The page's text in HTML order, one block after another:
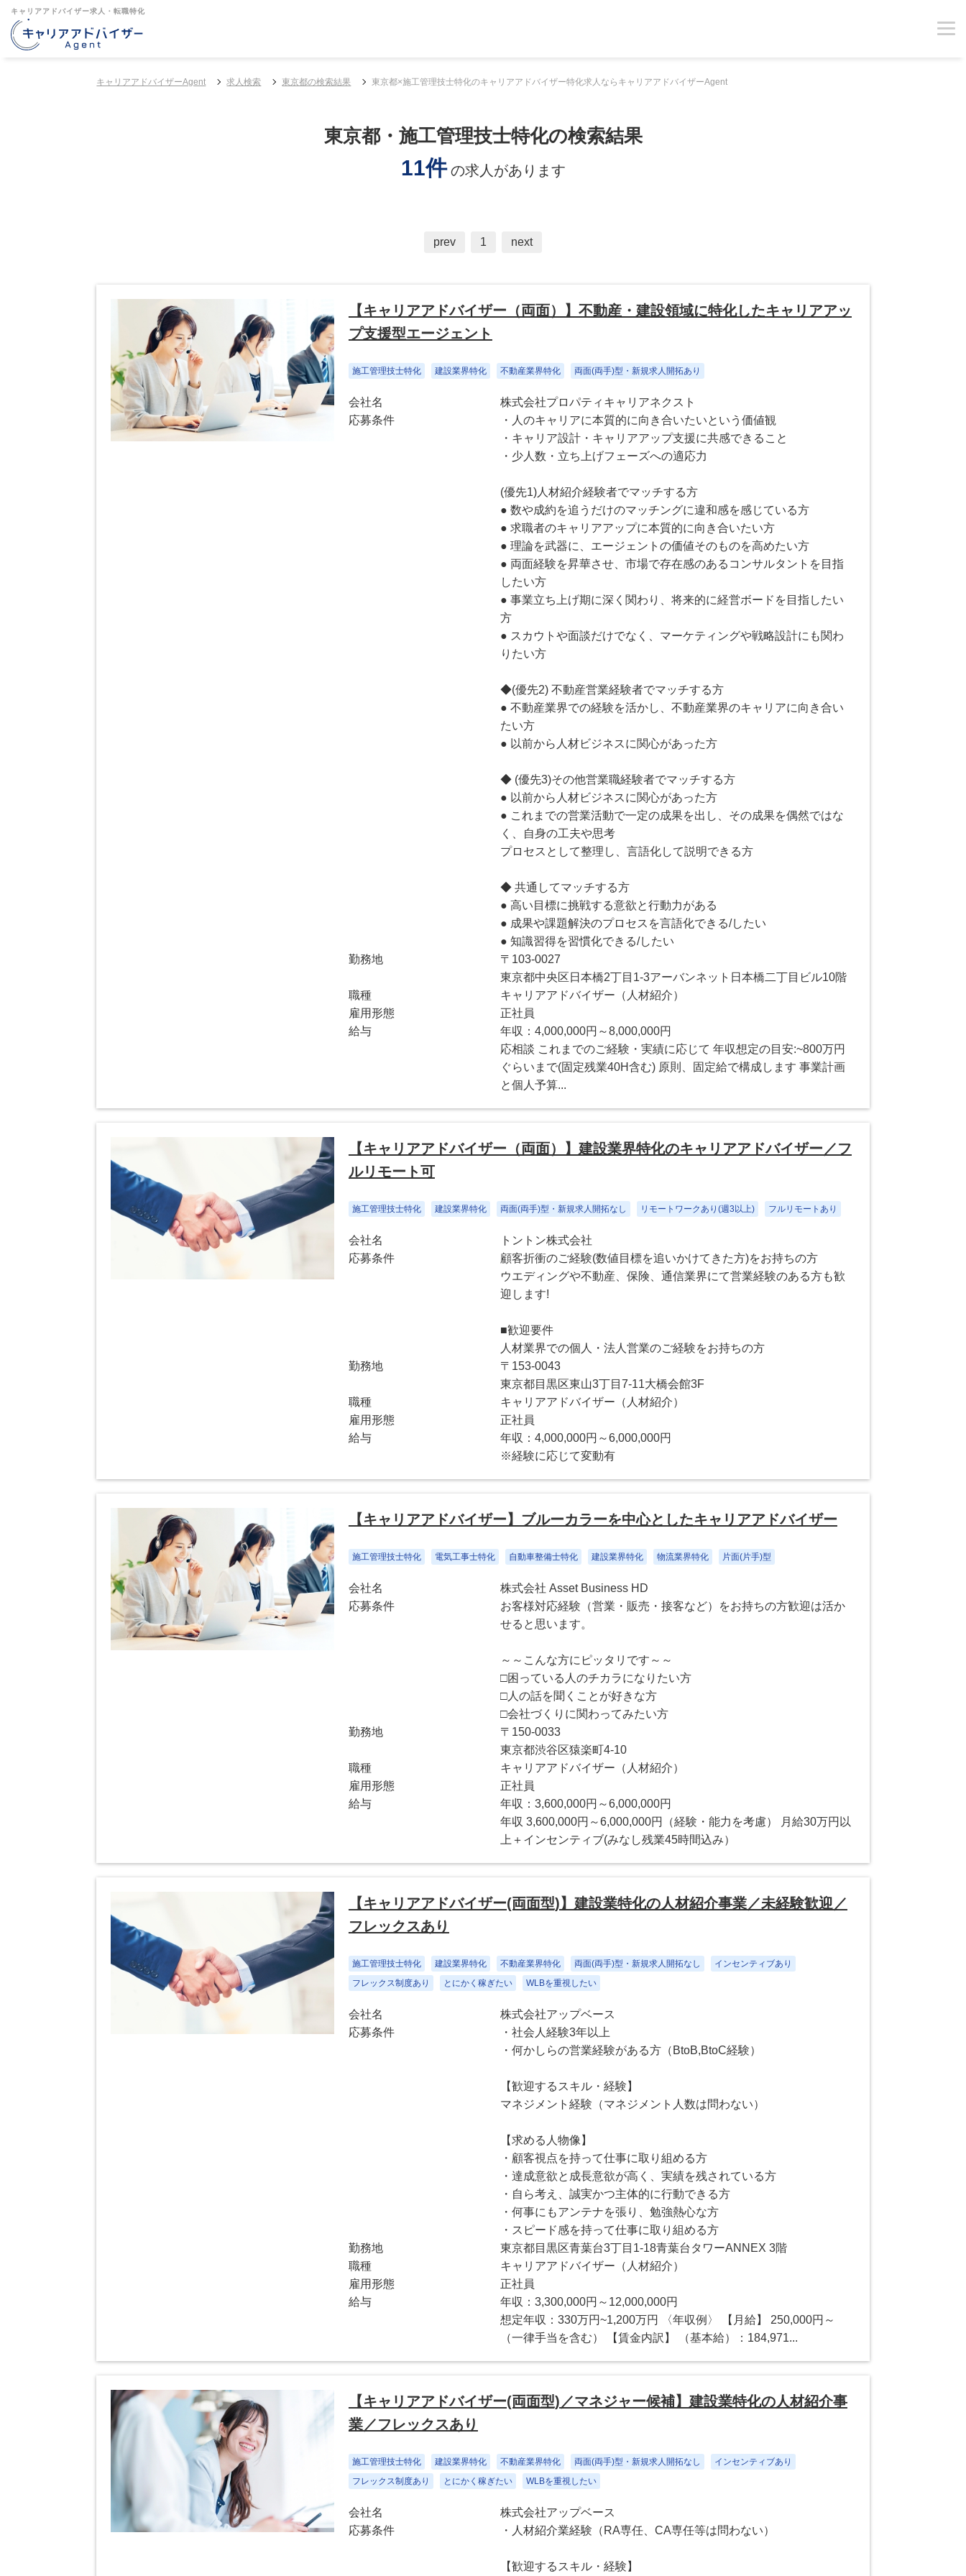
キャリアアドバイザー求人・転職特化
キャリアアドバイザーAgent 求人検索 東京都の検索結果 東京都×施工管理技士特化のキャリアアドバイザー特化求人ならキャリアアドバイザーAgent
東京都・施工管理技士特化の検索結果
11件 の求人があります
prev 1 next
【キャリアアドバイザー（両面）】不動産・建設領域に特化したキャリアアッ
プ支援型エージェント
施工管理技士特化 建設業界特化 不動産業界特化 両面(両手)型・新規求人開拓あり
会社名
株式会社プロパティキャリアネクスト
応募条件
・人のキャリアに本質的に向き合いたいという価値観
・キャリア設計・キャリアアップ支援に共感できること
・少人数・立ち上げフェーズへの適応力
(優先1)人材紹介経験者でマッチする方
● 数や成約を追うだけのマッチングに違和感を感じている方
● 求職者のキャリアアップに本質的に向き合いたい方
● 理論を武器に、エージェントの価値そのものを高めたい方
● 両面経験を昇華させ、市場で存在感のあるコンサルタントを目指
したい方
● 事業立ち上げ期に深く関わり、将来的に経営ボードを目指したい
方
● スカウトや面談だけでなく、マーケティングや戦略設計にも関わ
りたい方
◆(優先2) 不動産営業経験者でマッチする方
● 不動産業界での経験を活かし、不動産業界のキャリアに向き合い
たい方
● 以前から人材ビジネスに関心があった方
◆ (優先3)その他営業職経験者でマッチする方
● 以前から人材ビジネスに関心があった方
● これまでの営業活動で一定の成果を出し、その成果を偶然ではな
く、自身の工夫や思考
プロセスとして整理し、言語化して説明できる方
◆ 共通してマッチする方
● 高い目標に挑戦する意欲と行動力がある
● 成果や課題解決のプロセスを言語化できる/したい
● 知識習得を習慣化できる/したい
勤務地
〒103-0027
東京都中央区日本橋2丁目1-3アーバンネット日本橋二丁目ビル10階
職種
キャリアアドバイザー（人材紹介）
雇用形態
正社員
給与
年収：4,000,000円～8,000,000円
応相談 これまでのご経験・実績に応じて 年収想定の目安:~800万円
ぐらいまで(固定残業40H含む) 原則、固定給で構成します 事業計画
と個人予算...
【キャリアアドバイザー（両面）】建設業界特化のキャリアアドバイザー／フ
ルリモート可
施工管理技士特化 建設業界特化 両面(両手)型・新規求人開拓なし リモートワークあり(週3以上) フルリモートあり
会社名
トントン株式会社
応募条件
顧客折衝のご経験(数値目標を追いかけてきた方)をお持ちの方
ウエディングや不動産、保険、通信業界にて営業経験のある方も歓
迎します!
■歓迎要件
人材業界での個人・法人営業のご経験をお持ちの方
勤務地
〒153-0043
東京都目黒区東山3丁目7-11大橋会館3F
職種
キャリアアドバイザー（人材紹介）
雇用形態
正社員
給与
年収：4,000,000円～6,000,000円
※経験に応じて変動有
【キャリアアドバイザー】ブルーカラーを中心としたキャリアアドバイザー
施工管理技士特化 電気工事士特化 自動車整備士特化 建設業界特化 物流業界特化 片面(片手)型
会社名
株式会社 Asset Business HD
応募条件
お客様対応経験（営業・販売・接客など）をお持ちの方歓迎は活か
せると思います。
～～こんな方にピッタリです～～
□困っている人のチカラになりたい方
□人の話を聞くことが好きな方
□会社づくりに関わってみたい方
勤務地
〒150-0033
東京都渋谷区猿楽町4-10
職種
キャリアアドバイザー（人材紹介）
雇用形態
正社員
給与
年収：3,600,000円～6,000,000円
年収 3,600,000円～6,000,000円（経験・能力を考慮） 月給30万円以
上＋インセンティブ(みなし残業45時間込み）
【キャリアアドバイザー(両面型)】建設業特化の人材紹介事業／未経験歓迎／
フレックスあり
施工管理技士特化 建設業界特化 不動産業界特化 両面(両手)型・新規求人開拓なし
インセンティブあり
フレックス制度あり
とにかく稼ぎたい WLBを重視したい
会社名
株式会社アップベース
応募条件
・社会人経験3年以上
・何かしらの営業経験がある方（BtoB,BtoC経験）
【歓迎するスキル・経験】
マネジメント経験（マネジメント人数は問わない）
【求める人物像】
・顧客視点を持って仕事に取り組める方
・達成意欲と成長意欲が高く、実績を残されている方
・自ら考え、誠実かつ主体的に行動できる方
・何事にもアンテナを張り、勉強熱心な方
・スピード感を持って仕事に取り組める方
勤務地
東京都目黒区青葉台3丁目1-18青葉台タワーANNEX 3階
職種
キャリアアドバイザー（人材紹介）
雇用形態
正社員
給与
年収：3,300,000円～12,000,000円
想定年収：330万円~1,200万円 〈年収例〉 【月給】 250,000円～
（一律手当を含む） 【賃金内訳】 （基本給）：184,971...
【キャリアアドバイザー(両面型)／マネジャー候補】建設業特化の人材紹介事
業／フレックスあり
施工管理技士特化 建設業界特化 不動産業界特化 両面(両手)型・新規求人開拓なし
インセンティブあり
フレックス制度あり
とにかく稼ぎたい WLBを重視したい
会社名
株式会社アップベース
応募条件
・人材紹介業経験（RA専任、CA専任等は問わない）
【歓迎するスキル・経験】